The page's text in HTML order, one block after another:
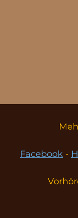
Facebook -